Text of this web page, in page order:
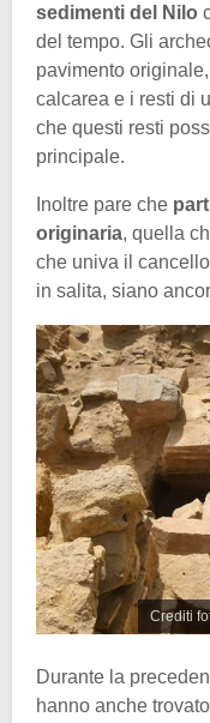
sedimenti del Nilo
del tempo. Gli
pavimento
calcarea e i resti di
che questi resti
principale.
Inoltre pare che
originaria, quella
che univa il
in salita, siano
Crediti
Durante la
hanno anche